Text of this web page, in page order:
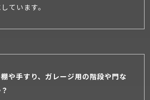
ています。
や手すり、ガレージ用の階段や門な